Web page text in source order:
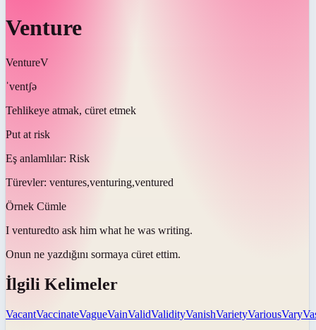
Venture
VentureV
ˈventʃə
Tehlikeye atmak, cüret etmek
Put at risk
Eş anlamlılar: Risk
Türevler: ventures,venturing,ventured
Örnek Cümle
I venturedto ask him what he was writing.
Onun ne yazdığını sormaya cüret ettim.
İlgili Kelimeler
VacantVaccinateVagueVainValidValidityVanishVarietyVariousVary